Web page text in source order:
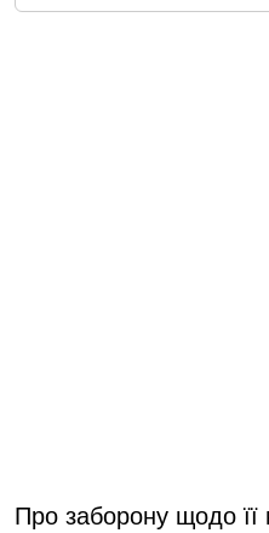
Про заборону щодо її